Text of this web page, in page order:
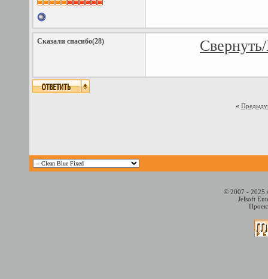
Сказали спасибо(28)
«
© 2007 - 2025
Jelsoft